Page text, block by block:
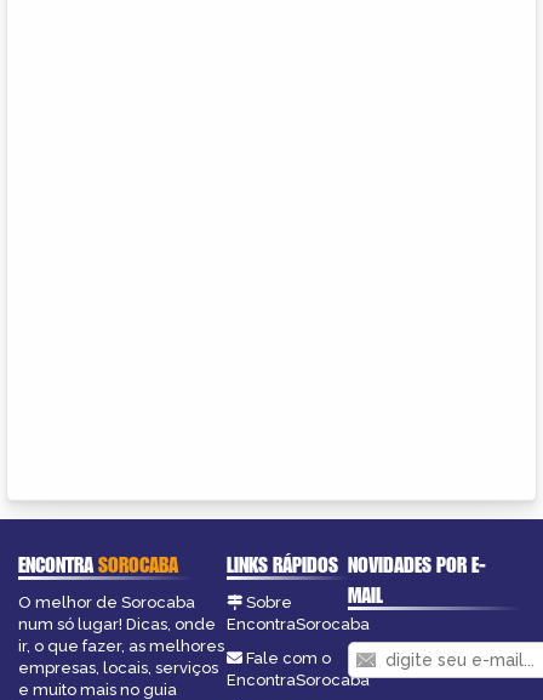
ENCONTRASOROCABA
O melhor de Sorocaba
num só lugar! Dicas, onde
ir, o que fazer, as melhores
empresas, locais, serviços
e muito mais no guia
LINKS RÁPIDOS
Sobre
EncontraSorocaba
Fale com o
EncontraSorocaba
NOVIDADES POR E-
MAIL